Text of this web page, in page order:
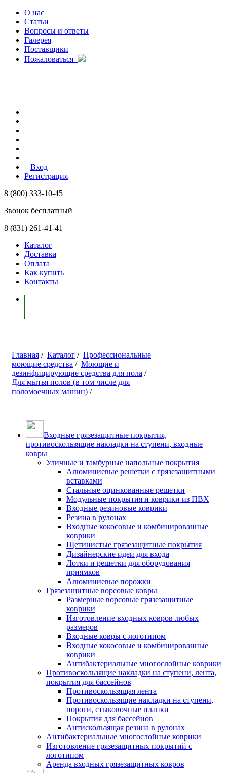
О нас
Статьи
Вопросы и ответы
Галерея
Поставщики
Пожаловаться
Вход
Регистрация
8 (800) 333-10-45
Звонок бесплатный
8 (831) 261-41-41
Каталог
Доставка
Оплата
Как купить
Контакты
Главная / Каталог / Профессиональные
моющие средства / Моющие и
дезинфицирующие средства для пола /
Для мытья полов (в том числе для
поломоечных машин) /
Входные грязезащитные покрытия,
противоскользящие накладки на ступени, входные
ковры
Уличные и тамбурные напольные покрытия
Алюминиевые решетки с грязезащитными
вставками
Стальные оцинкованные решетки
Модульные покрытия и коврики из ПВХ
Входные резиновые коврики
Резина в рулонах
Входные кокосовые и комбинированные
коврики
Щетинистые грязезащитные покрытия
Дизайнерские идеи для входа
Лотки и решетки для оборудования
приямков
Алюминиевые порожки
Грязезащитные ворсовые ковры
Размерные ворсовые грязезащитные
коврики
Изготовление входных ковров любых
размеров
Входные ковры с логотипом
Входные кокосовые и комбинированные
коврики
Антибактериальные многослойные коврики
Противоскользящие накладки на ступени, лента,
покрытия для бассейнов
Противоскользящая лента
Противоскользящие накладки на ступени,
пороги, стыковочные планки
Покрытия для бассейнов
Антискользящая резина в рулонах
Антибактериальные многослойные коврики
Изготовление грязезащитных покрытий с
логотипом
Аренда входных грязезащитных ковров